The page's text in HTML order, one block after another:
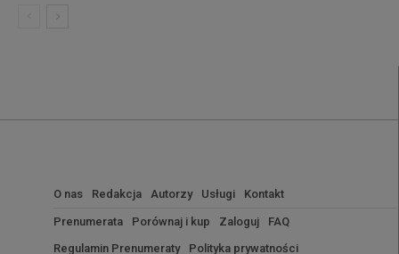
O nas Redakcja Autorzy Usługi Kontakt
Prenumerata Porównaj i kup Zaloguj
FAQ
Regulamin Prenumeraty
Polityka prywatności